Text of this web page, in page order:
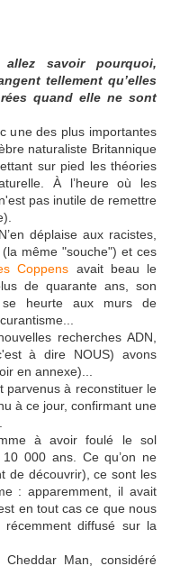
savoir pourquoi,
tellement qu’elles
quand elle ne sont
une des plus importantes
naturaliste Britannique
sur pied les théories
À l’heure où les
pas inutile de remettre
déplaise aux racistes,
même "souche") et ces
Coppens avait beau le
de quarante ans, son
heurte aux murs de
recherches ADN,
à dire NOUS) avons
en annexe)...
parvenus à reconstituer le
à ce jour, confirmant une
à avoir foulé le sol
000 ans. Ce qu’on ne
de découvrir), ce sont les
: apparemment, il avait
en tout cas ce que nous
récemment diffusé sur la
Man, considéré